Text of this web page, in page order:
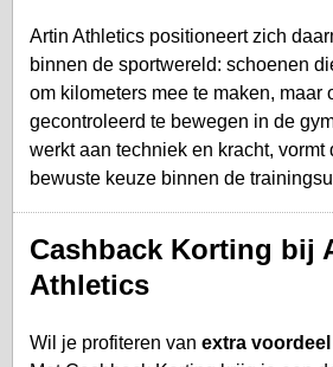
Artin Athletics positioneert zich
binnen de sportwereld: schoenen
om kilometers mee te maken, maar
gecontroleerd te bewegen in de
werkt aan techniek en kracht, vormt
bewuste keuze binnen de
Cashback Korting bij
Athletics
Wil je profiteren van extra voordeel